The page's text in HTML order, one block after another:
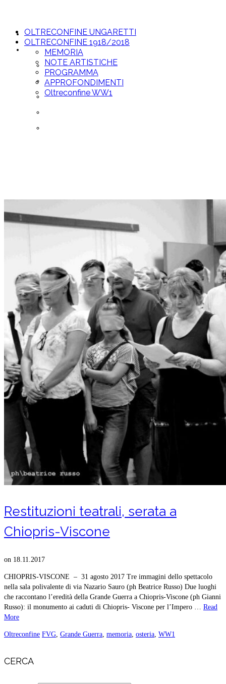
OLTRECONFINE UNGARETTI
OLTRECONFINE 1918/2018
MEMORIA
NOTE ARTISTICHE
PROGRAMMA
OLTRECONFINE UNGARETTI
OLTRECONFINE 1918/2018
MEMORIA
NOTE ARTISTICHE
PROGRAMMA
APPROFONDIMENTI
Oltreconfine WW1
Restituzioni teatrali, serata a
Chiopris-Viscone
on 18.11.2017
CHIOPRIS-VISCONE – 31 agosto 2017 Tre immagini dello spettacolo
nella sala polivalente di via Nazario Sauro (ph Beatrice Russo) Due luoghi
che raccontano l’eredità della Grande Guerra a Chiopris-Viscone (ph Gianni
Russo): il monumento ai caduti di Chiopris- Viscone per l’Impero … Read
More
Oltreconfine FVG, Grande Guerra, memoria, osteria, WW1
CERCA